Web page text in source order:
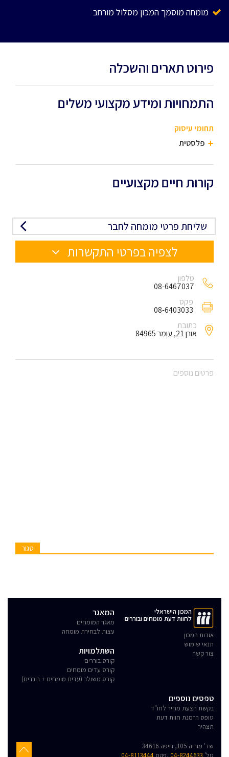
מומחה מוסמך המכון מסלול מורחב
פירוט תארים והשכלה
התמחויות ומידע מקצועי משלים
תחומי עיסוק
פלסטית
קורות חיים מקצועיים
שליחת פרטי מומחה לחבר
לצפיה בפרטי התקשרות
טלפון
08-6467037
פקס
08-6403033
כתובת
אורן 21, עומר 84965
פרטים נוספים
סגור
המכון הישראלי
לחוות דעת מומחים ובוררים
אודות המכון
תנאי שימוש
צור קשר
המאגר
מאגר המומחים
עצות לבחירת מומחה
השתלמויות
קורס בוררים
קורס עדים מומחים
קורס משולב (עדים מומחים + בוררים)
טפסים נוספים
בקשת הצעת מחיר לחו"ד
טופס הזמנת חוות דעת
תצהיר
שד' מוריה 105, חיפה 34616
טל' 04-8244633 ,פקס 04-8113444